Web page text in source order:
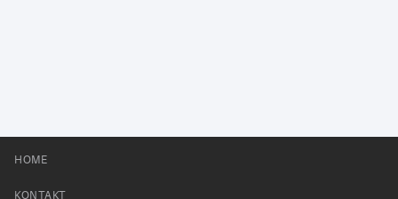
HOME
KONTAKT